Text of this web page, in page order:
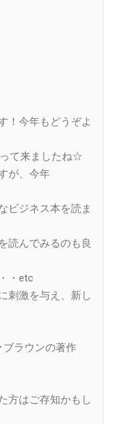
！今年もどうぞよ
て来ましたね☆
が、今年
ビジネス本を読ま
読んでみるのも良
・etc
刺激を与え、新し
ブラウンの著作
方はご存知かもし